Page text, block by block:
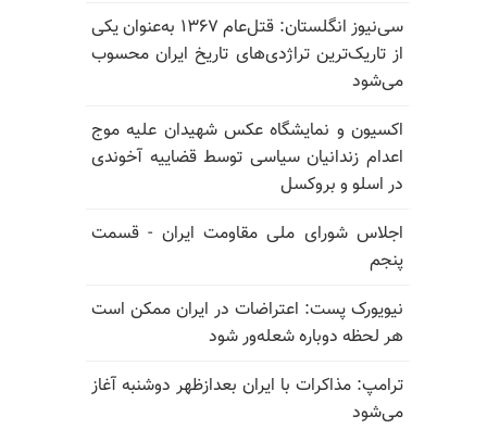
سی‌نیوز انگلستان: قتل‌عام ۱۳۶۷ به‌عنوان یکی
از تاریک‌ترین تراژدی‌های تاریخ ایران محسوب
می‌شود
اکسیون و نمایشگاه عکس شهیدان علیه موج
اعدام زندانیان سیاسی توسط قضاییه آخوندی
در اسلو و بروکسل
اجلاس شورای ملی مقاومت ایران - قسمت
پنجم
نیویورک پست: اعتراضات در ایران ممکن است
هر لحظه دوباره شعله‌ور شود
ترامپ: مذاکرات با ایران بعدازظهر دوشنبه آغاز
می‌شود